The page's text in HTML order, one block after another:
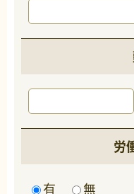
労
有 無